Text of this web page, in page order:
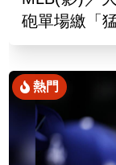
砲單場繳「
熱門